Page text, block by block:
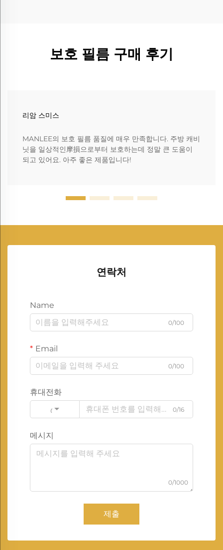
보호 필름 구매 후기
리암 스미스
MANLEE의 보호 필름 품질에 매우 만족합니다. 주방 캐비
닛을 일상적인摩損으로부터 보호하는데 정말 큰 도움이
되고 있어요. 아주 좋은 제품입니다!
연락처
Name
0/100
Email
0/100
휴대전화
Code
0/16
메시지
0/1000
제출